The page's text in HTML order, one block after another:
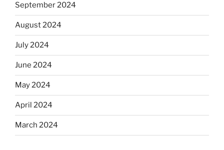
September 2024
August 2024
July 2024
June 2024
May 2024
April 2024
March 2024